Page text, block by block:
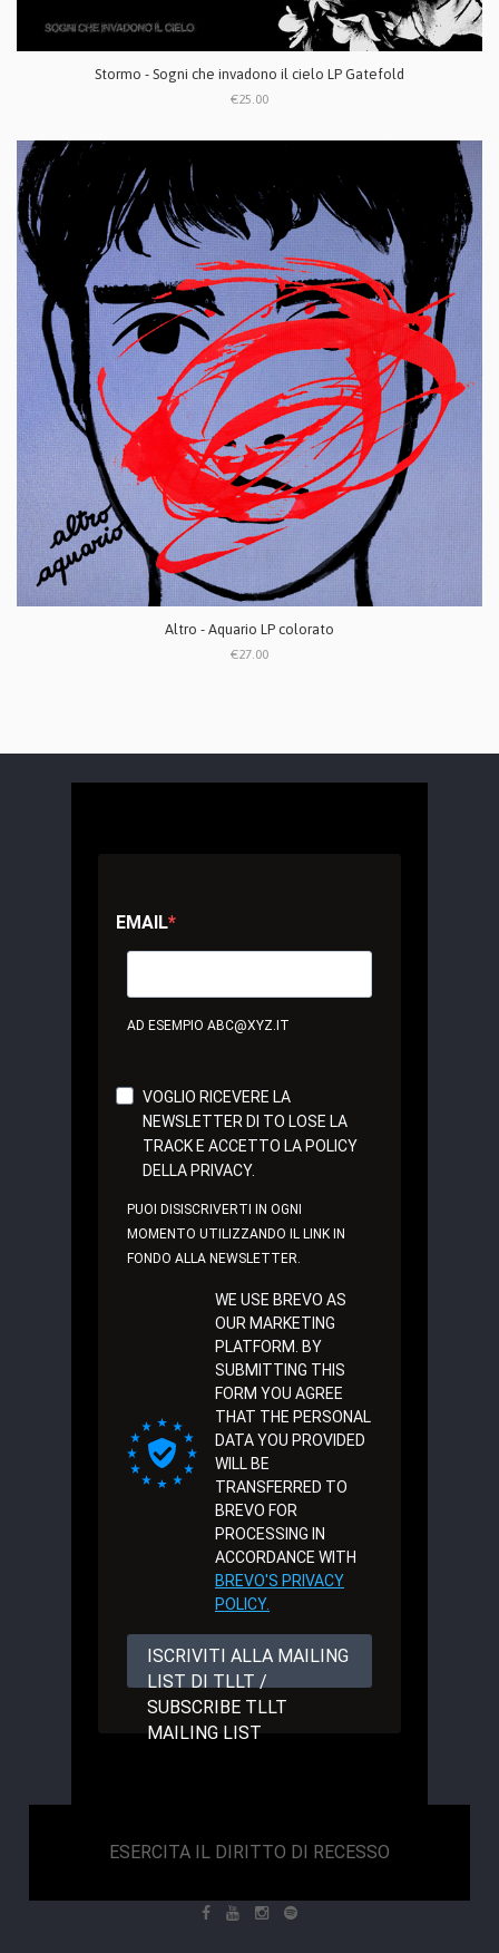
Stormo - Sogni che invadono il cielo LP Gatefold
€25.00
Altro - Aquario LP colorato
€27.00
EMAIL
AD ESEMPIO ABC@XYZ.IT
VOGLIO RICEVERE LA
NEWSLETTER DI TO LOSE LA
TRACK E ACCETTO LA POLICY
DELLA PRIVACY.
PUOI DISISCRIVERTI IN OGNI
MOMENTO UTILIZZANDO IL LINK IN
FONDO ALLA NEWSLETTER.
WE USE BREVO AS
OUR MARKETING
PLATFORM. BY
SUBMITTING THIS
FORM YOU AGREE
THAT THE PERSONAL
DATA YOU PROVIDED
WILL BE
TRANSFERRED TO
BREVO FOR
PROCESSING IN
ACCORDANCE WITH
BREVO'S PRIVACY
POLICY.
ISCRIVITI ALLA MAILING
LIST DI TLLT /
SUBSCRIBE TLLT
MAILING LIST
ESERCITA IL DIRITTO DI RECESSO